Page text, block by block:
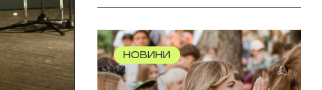
НОВИНИ